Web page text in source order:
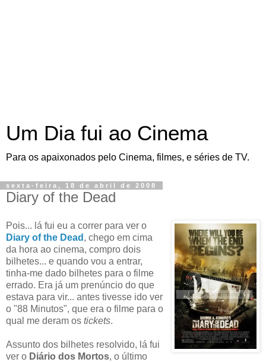
Um Dia fui ao Cinema
Para os apaixonados pelo Cinema, filmes, e séries de TV.
sexta-feira, 18 de abril de 2008
Diary of the Dead
Pois... lá fui eu a correr para ver o
Diary of the Dead , chego em cima
da hora ao cinema, compro dois
bilhetes... e quando vou a entrar,
tinha-me dado bilhetes para o filme
errado. Era já um prenúncio do que
estava para vir... antes tivesse ido ver
o "88 Minutos", que era o filme para o
qual me deram os tickets.
Assunto dos bilhetes resolvido, lá fui
ver o Diário dos Mortos, o último